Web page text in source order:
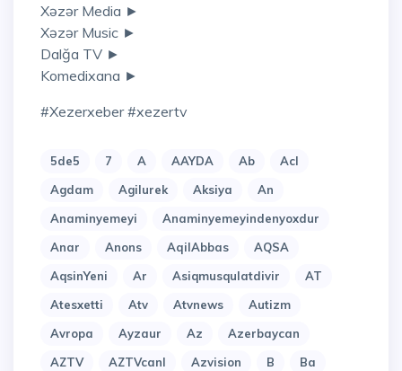
Xəzər Media ►
Xəzər Music ►
Dalğa TV ►
Komedixana ►
#xezerxeber #xezertv
5de5 7 A AAYDA Ab
Acl
Agdam
Agilurek Aksiya
An
Anaminyemeyi
Anaminyemeyindenyoxdur
Anar
Anons AqilAbbas
AQSA
AqsinYeni
Ar Asiqmusqulatdivir
AT
Atesxetti
Atv Atvnews
Autizm
Avropa
Ayzaur Az
Azerbaycan
AZTV
AZTVcanl Azvision B
Ba